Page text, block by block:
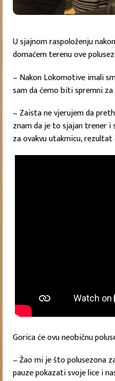
U sjajnom raspoloženju
domaćem terenu ove
– Nakon Lokomotive imali
sam da ćemo biti spremni
– Zaista ne vjerujem da
znam da je to sjajan trener i
za ovakvu utakmicu,
Gorica će ovu neobičnu
– Žao mi je što polusezona
pauze pokazati svoje lice i